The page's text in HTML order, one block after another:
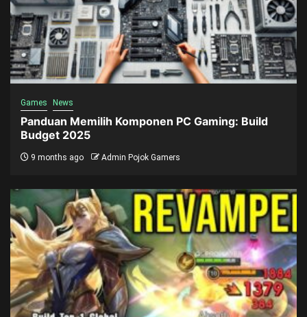
Games News
Panduan Memilih Komponen PC Gaming: Build
Budget 2025
9 months ago Admin Pojok Gamers